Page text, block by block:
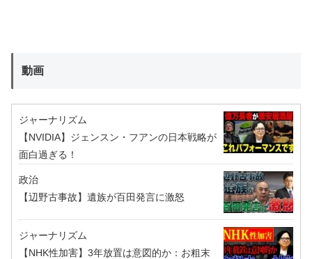
動画
ジャーナリズム
【NVIDIA】ジェンスン・フアンの日本戦略が
面白過ぎる！
政治
【辺野古事故】遺族が百田発言に激怒
ジャーナリズム
【NHK性加害】3年放置は意図的か：お粗末